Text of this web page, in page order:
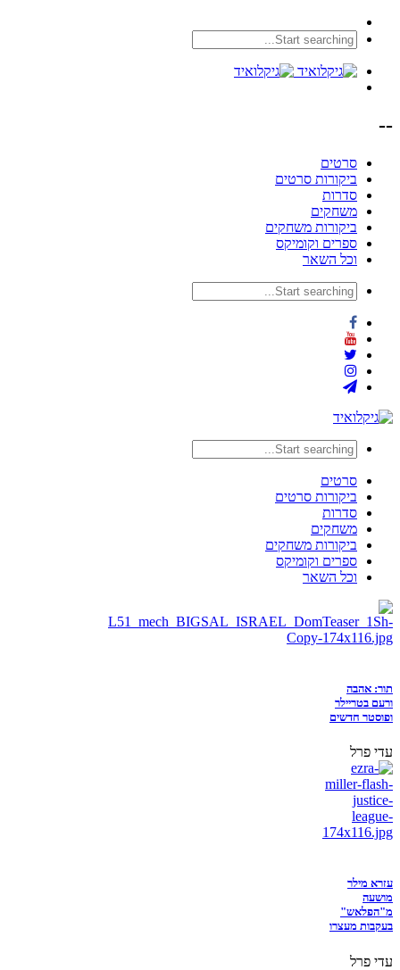
--
סרטים
ביקורות סרטים
סדרות
משחקים
ביקורות משחקים
ספרים וקומיקס
וכל השאר
סרטים
ביקורות סרטים
סדרות
משחקים
ביקורות משחקים
ספרים וקומיקס
וכל השאר
תור: אהבה
ורעם בטריילר
ופוסטר חדשים
עדי פרל
עזרא מילר
מושעה
מ"הפלאש"
בעקבות מעצרו
עדי פרל